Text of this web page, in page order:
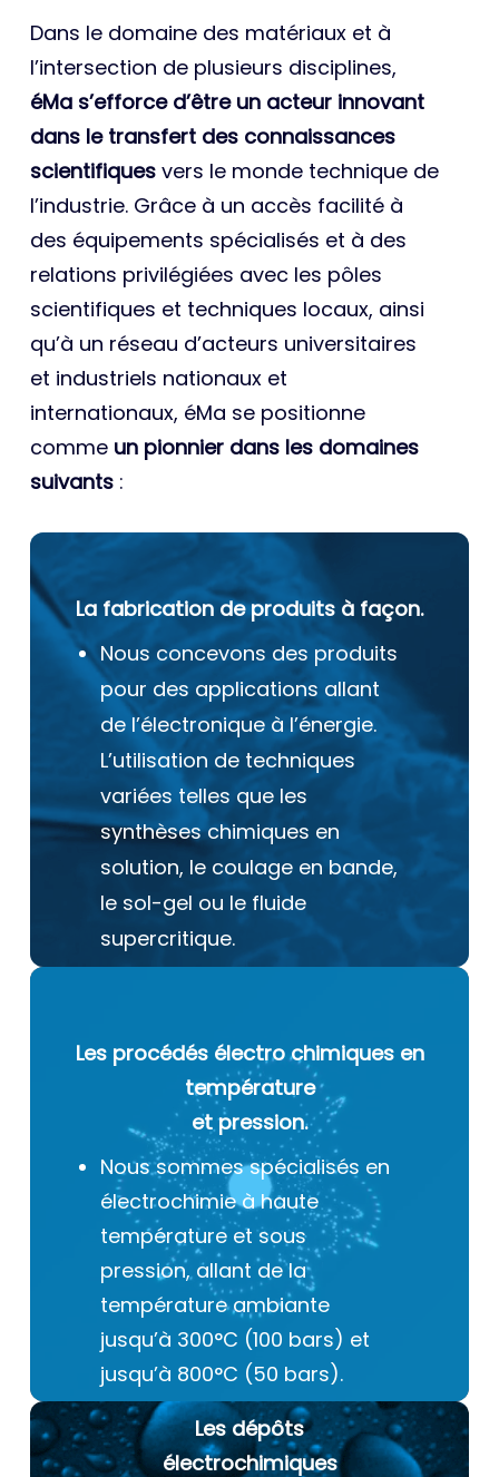
Dans le domaine des matériaux et à
l’intersection de plusieurs disciplines,
éMa s’efforce d’être un acteur innovant
dans le transfert des connaissances
scientifiques vers le monde technique de
l’industrie. Grâce à un accès facilité à
des équipements spécialisés et à des
relations privilégiées avec les pôles
scientifiques et techniques locaux, ainsi
qu’à un réseau d’acteurs universitaires
et industriels nationaux et
internationaux, éMa se positionne
comme un pionnier dans les domaines
suivants :
La fabrication de produits à façon.
Nous concevons des produits
pour des applications allant
de l’électronique à l’énergie.
L’utilisation de techniques
variées telles que les
synthèses chimiques en
solution, le coulage en bande,
le sol-gel ou le fluide
supercritique.
Les procédés électro chimiques en
température
et pression.
Nous sommes spécialisés en
électrochimie à haute
température et sous
pression, allant de la
température ambiante
jusqu’à 300°C (100 bars) et
jusqu’à 800°C (50 bars).
Les dépôts
électrochimiques